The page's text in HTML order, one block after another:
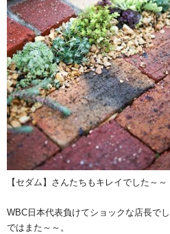
【セダム】さんたちもキレイでした～～
WBC日本代表負けてショックな店長で
ではまた～～。